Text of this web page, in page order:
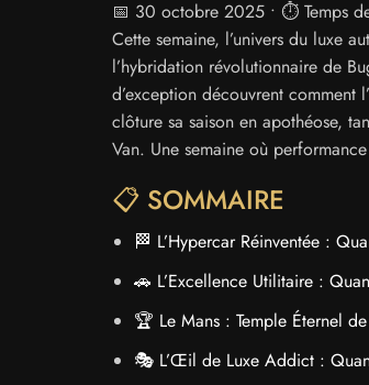
📅 30 octobre 2025 • ⏱️ Temps
Cette semaine, l’univers du luxe
l’hybridation révolutionnaire de
d’exception découvrent comment
clôture sa saison en apothéose,
Van. Une semaine où
📋 SOMMAIRE
🏁 L’Hypercar Réinventée :
🚗 L’Excellence Utilitaire :
🏆 Le Mans : Temple Éternel
🎭 L’Œil de Luxe Addict :